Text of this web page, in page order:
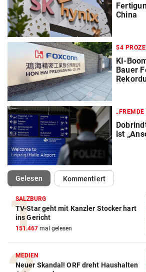
China
54
KI-
Bauer
ist
Gelesen(ausgewählt)Kommentiert
SALZBURG
TV-Star geht mit Kanzler Stocker hart
ins Gericht
151.467 mal gelesen
MEDIEN
Neuer Skandal! ORF dreht Haushalten